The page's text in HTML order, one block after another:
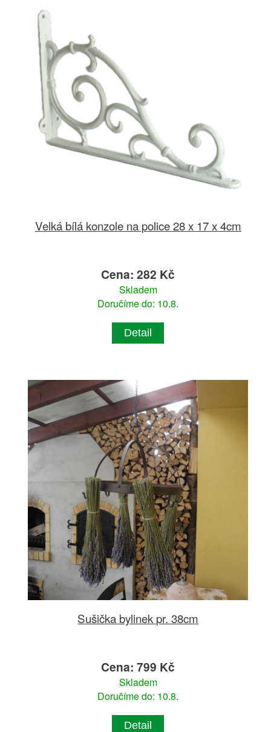
Velká bílá konzole na police 28 x 17 x 4cm
Cena: 282 Kč
Skladem
Doručíme do: 10.8.
Detail
Sušička bylinek pr. 38cm
Cena: 799 Kč
Skladem
Doručíme do: 10.8.
Detail